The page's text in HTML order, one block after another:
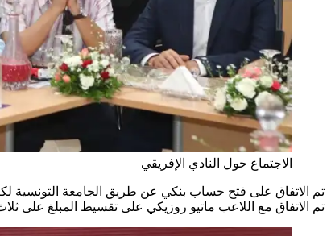
الاجتماع حول النادي الإفريقي
تم الاتفاق على فتح حساب بنكي عن طريق الجامعة التونسية
تم الاتفاق مع اللاعب ماتيو روزيكي على تقسيط المبلغ على ثلاث